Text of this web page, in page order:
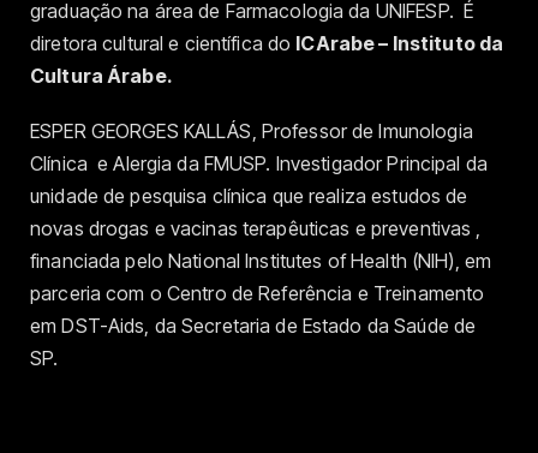
graduação na área de Farmacologia da UNIFESP. É
diretora cultural e científica do ICArabe – Instituto da
Cultura Árabe.
ESPER GEORGES KALLÁS, Professor de Imunologia
Clínica e Alergia da FMUSP. Investigador Principal da
unidade de pesquisa clínica que realiza estudos de
novas drogas e vacinas terapêuticas e preventivas ,
financiada pelo National Institutes of Health (NIH), em
parceria com o Centro de Referência e Treinamento
em DST-Aids, da Secretaria de Estado da Saúde de
SP.